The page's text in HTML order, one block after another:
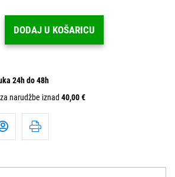
DODAJ U KOŠARICU
24h do 48h
za narudžbe iznad 40,00 €